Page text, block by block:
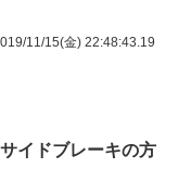
11/15(金) 22:48:43.19
イドブレーキの方